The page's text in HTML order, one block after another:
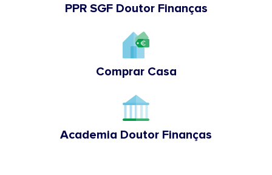
PPR SGF Doutor Finanças
Comprar Casa
Academia Doutor Finanças